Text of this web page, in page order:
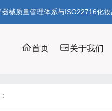
械质量管理体系与ISO22716化
首页 关于我们